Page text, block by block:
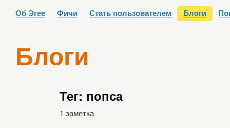
Об Эгее Фичи Стать пользователем Блоги
Блоги
Тег: попса
1 заметка